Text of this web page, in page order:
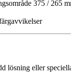
375 / 265
lösning eller